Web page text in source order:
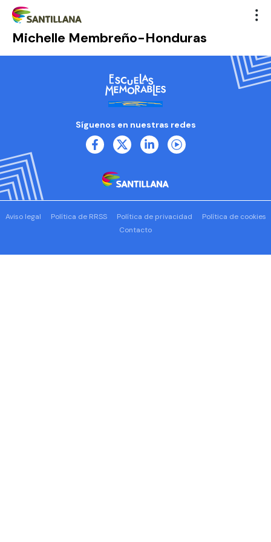
Michelle Membreño-Honduras
Síguenos en nuestras redes
Aviso legal Política de RRSS Política de privacidad
Política de cookies
Contacto